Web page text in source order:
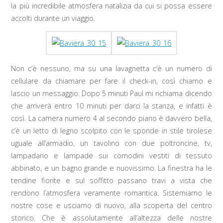
la più incredibile atmosfera natalizia da cui si possa essere
accolti durante un viaggio.
Non c’è nessuno, ma su una lavagnetta c’è un numero di
cellulare da chiamare per fare il check-in, così chiamo e
lascio un messaggio. Dopo 5 minuti Paul mi richiama dicendo
che arriverà entro 10 minuti per darci la stanza, e infatti è
così. La camera numero 4 al secondo piano è davvero bella,
c’è un letto di legno scolpito con le sponde in stile tirolese
uguale all’armadio, un tavolino con due poltroncine, tv,
lampadario e lampade sui comodini vestiti di tessuto
abbinato, e un bagno grande e nuovissimo. La finestra ha le
tendine fiorite e sul soffitto passano travi a vista che
rendono l’atmosfera veramente romantica. Sistemiamo le
nostre cose e usciamo di nuovo, alla scoperta del centro
storico. Che è assolutamente all’altezza delle nostre